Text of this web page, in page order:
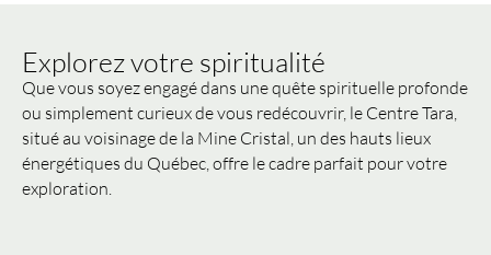
Explorez votre spiritualité
Que vous soyez engagé dans une quête spirituelle profonde
ou simplement curieux de vous redécouvrir, le Centre Tara,
situé au voisinage de la Mine Cristal, un des hauts lieux
énergétiques du Québec, offre le cadre parfait pour votre
exploration.